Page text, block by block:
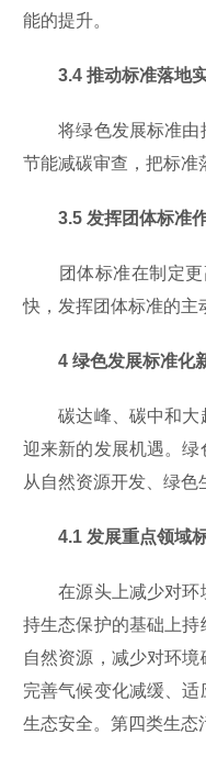
能的提升。
3.4 推动标准落地
将绿色发展标准由推
节能减碳审查，把标准
3.5 发挥团体标准
团体标准在制定更
快，发挥团体标准的主
4 绿色发展标准化
碳达峰、碳中和大趋
迎来新的发展机遇。
从自然资源开发、绿色
4.1 发展重点领域
在源头上减少对环境
持生态保护的基础上
自然资源，减少对环
完善气候变化减缓、
生态安全。第四类生态